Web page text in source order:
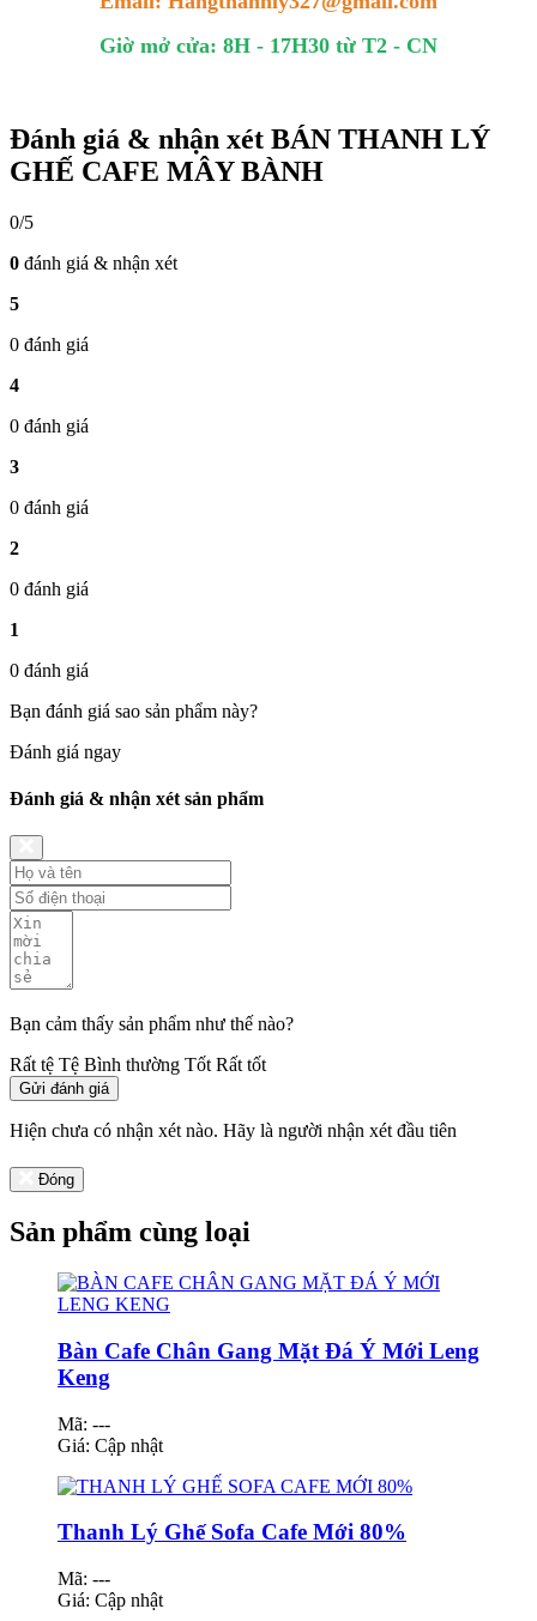
Giờ mở cửa: 8H - 17H30 từ T2 - CN
Đánh giá & nhận xét BÁN THANH LÝ
GHẾ CAFE MÂY BÀNH
0/5
0 đánh giá & nhận xét
5
0 đánh giá
4
0 đánh giá
3
0 đánh giá
2
0 đánh giá
1
0 đánh giá
Bạn đánh giá sao sản phẩm này?
Đánh giá ngay
Đánh giá & nhận xét sản phẩm
Bạn cảm thấy sản phẩm như thế nào?
Rất tệ Tệ Bình thường Tốt Rất tốt
Gửi đánh giá
Hiện chưa có nhận xét nào. Hãy là người nhận xét đầu tiên
Đóng
Sản phẩm cùng loại
Bàn Cafe Chân Gang Mặt Đá Ý Mới Leng
Keng
Mã: ---
Giá: Cập nhật
Thanh Lý Ghế Sofa Cafe Mới 80%
Mã: ---
Giá: Cập nhật